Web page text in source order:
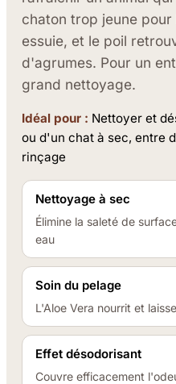
chaton trop jeune pour
essuie, et le poil
d'agrumes. Pour un
grand nettoyage.
Idéal pour : Nettoyer et
ou d'un chat à sec, entre
rinçage
Nettoyage à sec
Élimine la saleté de
eau
Soin du pelage
L'Aloe Vera nourrit et
Effet désodorisant
Couvre efficacement